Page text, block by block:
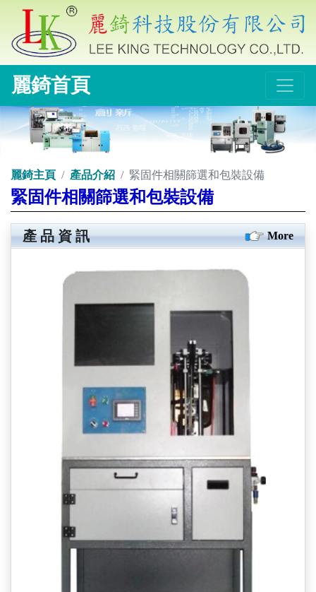
麗錡首頁
麗錡主頁 產品介紹 緊固件相關篩選和包裝設備
緊固件相關篩選和包裝設備
產品資訊 More